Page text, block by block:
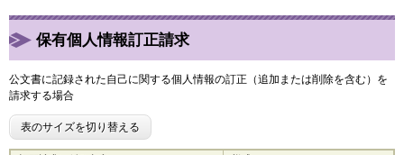
保有個人情報訂正請求
公文書に記録された自己に関する個人情報の訂正（追加または削除を含む）を
請求する場合
表のサイズを切り替える